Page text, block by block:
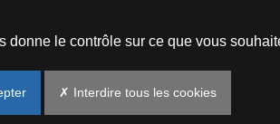
donne le contrôle sur ce que vous
✗ Interdire tous les cookies